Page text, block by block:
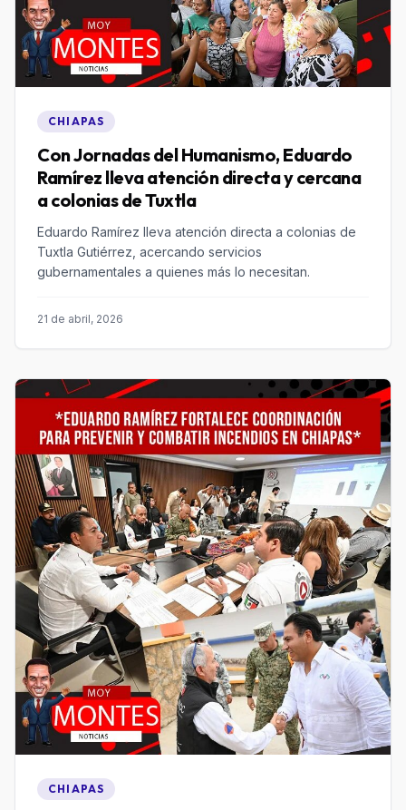
CHIAPAS
Con Jornadas del Humanismo, Eduardo
Ramírez lleva atención directa y cercana
a colonias de Tuxtla
Eduardo Ramírez lleva atención directa a colonias de
Tuxtla Gutiérrez, acercando servicios
gubernamentales a quienes más lo necesitan.
21 de abril, 2026
CHIAPAS